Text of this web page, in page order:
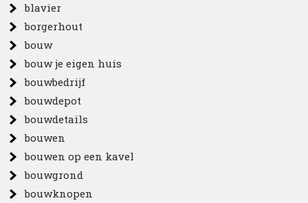
blavier
borgerhout
bouw
bouw je eigen huis
bouwbedrijf
bouwdepot
bouwdetails
bouwen
bouwen op een kavel
bouwgrond
bouwknopen